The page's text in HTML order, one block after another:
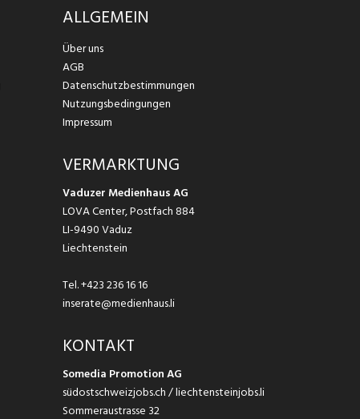
ALLGEMEIN
Über uns
AGB
Datenschutzbestimmungen
Nutzungsbedingungen
Impressum
VERMARKTUNG
Vaduzer Medienhaus AG
LOVA Center, Postfach 884
LI-9490 Vaduz
Liechtenstein
Tel.+423 236 16 16
inserate@medienhaus.li
KONTAKT
Somedia Promotion AG
südostschweizjobs.ch / liechtensteinjobs.li
Sommeraustrasse 32